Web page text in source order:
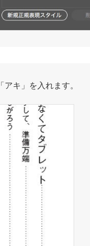
キ」を入れます。